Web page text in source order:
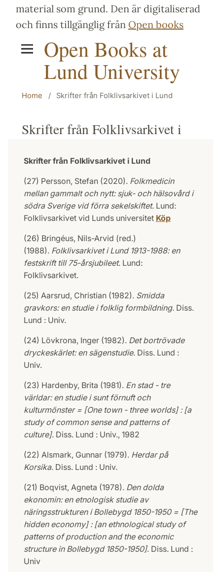
material som grund. Den är digitaliserad
och finns tillgänglig från Open books
Skrifter från Folklivsarkivet i Lund
(27) Persson, Stefan (2020). Folkmedicin
mellan gammalt och nytt: sjuk- och hälsovård i
södra Sverige vid förra sekelskiftet. Lund:
Folklivsarkivet vid Lunds universitet Köp
(26) Bringéus, Nils-Arvid (red.)
(1988). Folklivsarkivet i Lund 1913-1988: en
festskrift till 75-årsjubileet. Lund:
Folklivsarkivet.
(25) Aarsrud, Christian (1982). Smidda
gravkors: en studie i folklig formbildning. Diss.
Lund : Univ.
(24) Lövkrona, Inger (1982). Det bortrövade
dryckeskärlet: en sägenstudie. Diss. Lund :
Univ.
(23) Hardenby, Brita (1981). En stad - tre
världar: en studie i sunt förnuft och
kulturmönster = [One town - three worlds] : [a
study of common sense and patterns of
culture]. Diss. Lund : Univ., 1982
(22) Alsmark, Gunnar (1979). Herdar på
Korsika. Diss. Lund : Univ.
(21) Boqvist, Agneta (1978). Den dolda
ekonomin: en etnologisk studie av
näringsstrukturen i Bollebygd 1850-1950 = [The
hidden economy] : [an ethnological study of
patterns of production and the economic
structure in Bollebygd 1850-1950]. Diss. Lund :
Univ